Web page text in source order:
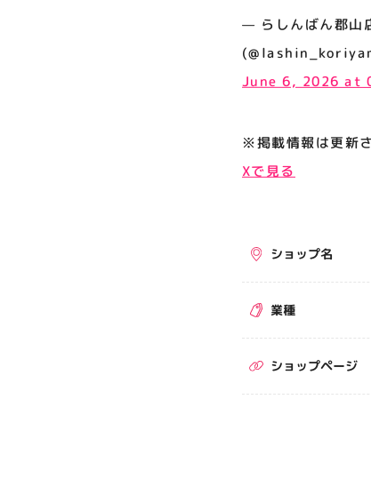
— らしんばん郡
June 6, 2026 at
※掲載情報は更新
Xで見る
ショップ名
業種
ショップページ